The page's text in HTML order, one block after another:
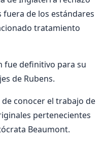
de los estándares
tratamiento
fue definitivo para su
de Rubens.
conocer el trabajo de
pertenecientes
Beaumont.